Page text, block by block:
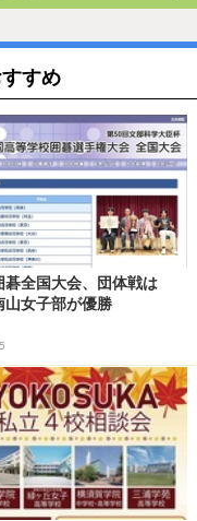
すめ
碁全国大会、団体戦は
山女子部が優勝